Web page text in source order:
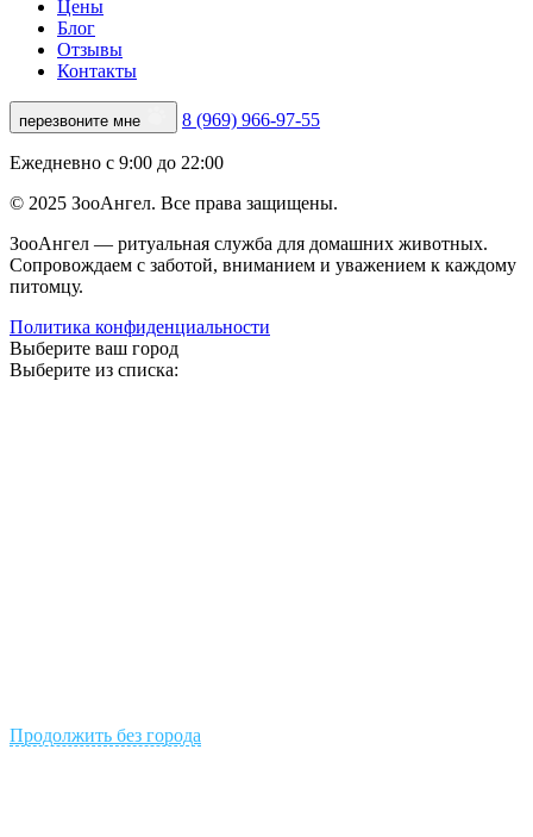
Цены
Блог
Отзывы
Контакты
перезвоните мне 8 (969) 966-97-55
Ежедневно с 9:00 до 22:00
© 2025 ЗооАнгел. Все права защищены.
ЗооАнгел — ритуальная служба для домашних животных.
Сопровождаем с заботой, вниманием и уважением к каждому
питомцу.
Политика конфиденциальности
Выберите ваш город
Выберите из списка:
Продолжить без города